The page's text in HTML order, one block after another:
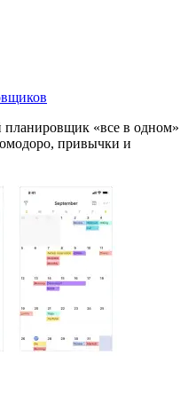
«все в одном»
привычки и